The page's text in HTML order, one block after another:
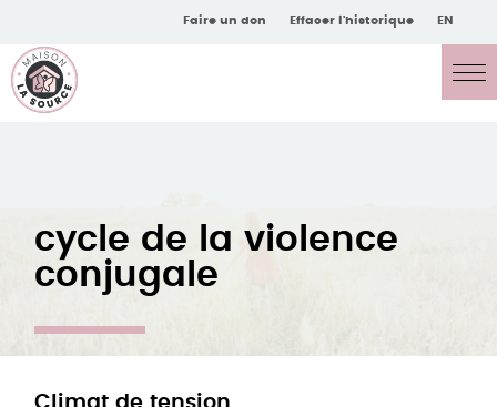
Faire un don Effacer l'historique EN
cycle de la violence
conjugale